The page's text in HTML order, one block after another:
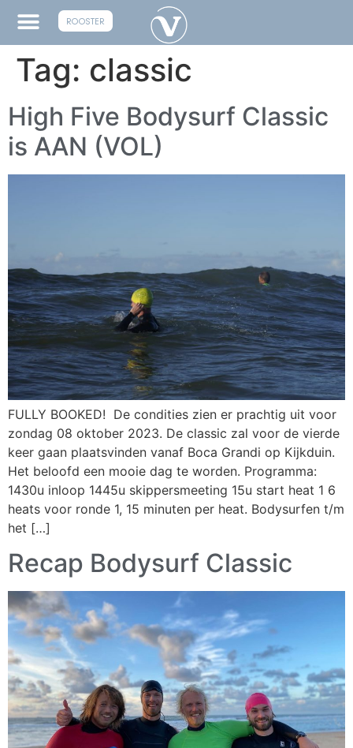
ROOSTER
Tag: classic
High Five Bodysurf Classic
is AAN (VOL)
FULLY BOOKED! De condities zien er prachtig uit voor
zondag 08 oktober 2023. De classic zal voor de vierde
keer gaan plaatsvinden vanaf Boca Grandi op Kijkduin.
Het beloofd een mooie dag te worden. Programma:
1430u inloop 1445u skippersmeeting 15u start heat 1 6
heats voor ronde 1, 15 minuten per heat. Bodysurfen t/m
het […]
Recap Bodysurf Classic